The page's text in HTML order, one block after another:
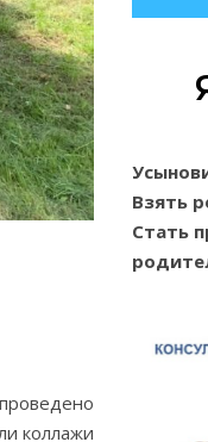
коллажи
Взять
Стать